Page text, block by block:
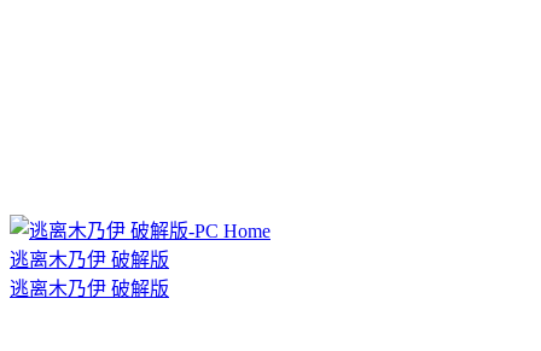
逃离木乃伊 破解版
逃离木乃伊 破解版